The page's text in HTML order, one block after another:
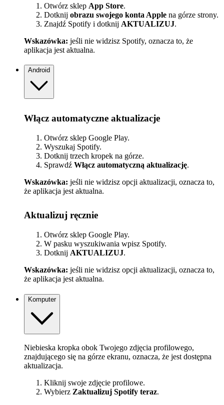
Otwórz sklep App Store.
Dotknij obrazu swojego konta Apple na górze strony.
Znajdź Spotify i dotknij AKTUALIZUJ.
Wskazówka: jeśli nie widzisz Spotify, oznacza to, że
aplikacja jest aktualna.
Android
Włącz automatyczne aktualizacje
Otwórz sklep Google Play.
Wyszukaj Spotify.
Dotknij trzech kropek na górze.
Sprawdź Włącz automatyczną aktualizację.
Wskazówka: jeśli nie widzisz opcji aktualizacji, oznacza to,
że aplikacja jest aktualna.
Aktualizuj ręcznie
Otwórz sklep Google Play.
W pasku wyszukiwania wpisz Spotify.
Dotknij AKTUALIZUJ.
Wskazówka: jeśli nie widzisz opcji aktualizacji, oznacza to,
że aplikacja jest aktualna.
Komputer
Niebieska kropka obok Twojego zdjęcia profilowego,
znajdującego się na górze ekranu, oznacza, że jest dostępna
aktualizacja.
Kliknij swoje zdjęcie profilowe.
Wybierz Zaktualizuj Spotify teraz.